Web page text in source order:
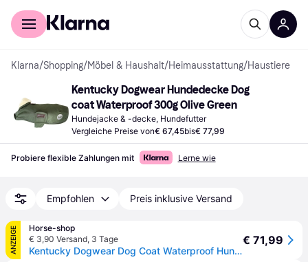
Für Shopper
Klarna/Shopping/Möbel & Haushalt/Heimausstattung/Haustiere
Kentucky Dogwear Hundedecke Dog
coat Waterproof 300g Olive Green
Hundejacke & -decke, Hundefutter
Vergleiche Preise von€ 67,45bis€ 77,99
Probiere flexible Zahlungen mit Lerne wie
Empfohlen Preis inklusive Versand
ANZEIGE
Horse-shop
€ 3,90 Versand, 3 Tage
Kentucky Dogwear Dog Coat Waterproof Hundemantel
€ 71,99